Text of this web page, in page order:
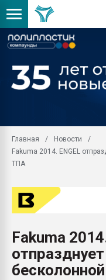
Главная
Новости
Fakuma 2014. ENGEL
ТПА
Fakuma